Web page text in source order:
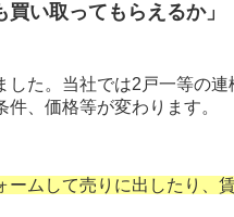
い取ってもらえるか」
した。当社では2戸一等の
、価格等が変わります。
ムして売りに出したり、